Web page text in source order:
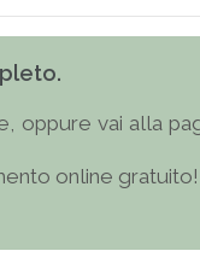
oppure vai alla
online gratuito!